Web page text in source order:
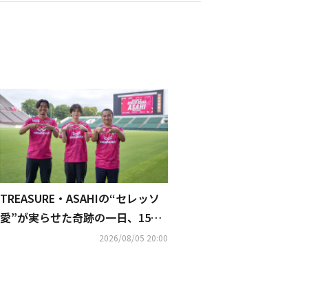
TREASURE・ASAHIの“セレッソ
愛”が実らせた奇跡の一日、15年
前の“秘蔵サイン”持参で丸橋アン
2026/08/05 20:00